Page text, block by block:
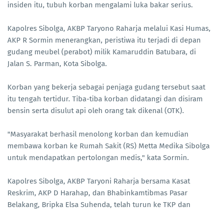
insiden itu, tubuh korban mengalami luka bakar serius.
Kapolres Sibolga, AKBP Taryono Raharja melalui Kasi Humas,
AKP R Sormin menerangkan, peristiwa itu terjadi di depan
gudang meubel (perabot) milik Kamaruddin Batubara, di
Jalan S. Parman, Kota Sibolga.
Korban yang bekerja sebagai penjaga gudang tersebut saat
itu tengah tertidur. Tiba-tiba korban didatangi dan disiram
bensin serta disulut api oleh orang tak dikenal (OTK).
"Masyarakat berhasil menolong korban dan kemudian
membawa korban ke Rumah Sakit (RS) Metta Medika Sibolga
untuk mendapatkan pertolongan medis," kata Sormin.
Kapolres Sibolga, AKBP Taryoni Raharja bersama Kasat
Reskrim, AKP D Harahap, dan Bhabinkamtibmas Pasar
Belakang, Bripka Elsa Suhenda, telah turun ke TKP dan